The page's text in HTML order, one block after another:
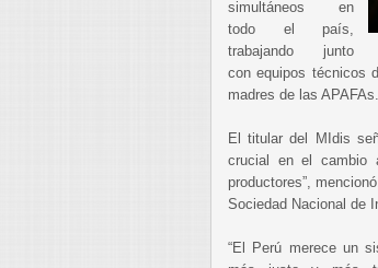
simultáneos en
todo el país,
trabajando junto
con equipos técnicos
madres de las APAFAs.
El titular del MIdis
crucial en el cambio
productores”,
Sociedad Nacional de
“El Perú merece un